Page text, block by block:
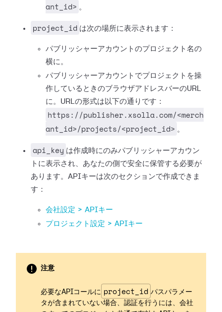
ant_id> 。
project_id は次の場所に表示されます：
パブリッシャーアカウントのプロジェクト名の
横に。
パブリッシャーアカウントでプロジェクトを操
作しているときのブラウザアドレスバーのURL
に。URLの形式は以下の通りです：
https://publisher.xsolla.com/<merch
ant_id>/projects/<project_id> 。
api_key は作成時にのみパブリッシャーアカウン
トに表示され、あなたの側で安全に保管する必要が
あります。APIキーは次のセクションで作成できま
す：
会社設定 > APIキー
プロジェクト設定 > APIキー
注意
必要なAPIコールに project_id パスパラメー
タが含まれていない場合、認証を行うには、会社